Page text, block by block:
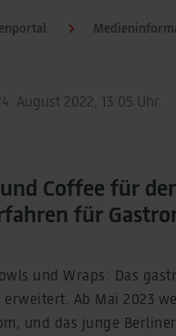
August 2022, 13:05 Uhr
Coffee für
für
und Wraps: Das
Ab Mai 2023
und das junge